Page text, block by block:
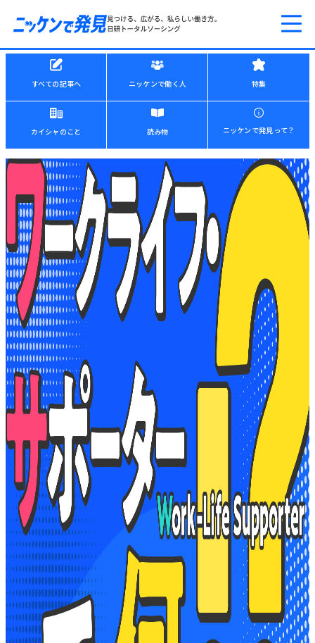
すべての記事へ ニッケンで働く人 特集
カイシャのこと 読み物 ニッケンで発見って？
ニッケンで発見って？
ワークライフ・サポーターって、
何！？
2025/07/28